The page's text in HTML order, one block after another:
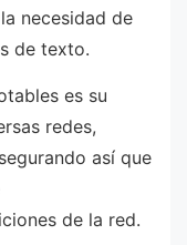
necesidad de
de texto.
es su
redes,
así que
de la red.